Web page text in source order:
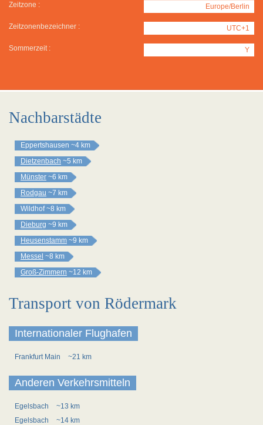
Zeitzone : Europe/Berlin
Zeitzonenbezeichner : UTC+1
Sommerzeit : Y
Nachbarstädte
Eppertshausen ~4 km
Dietzenbach ~5 km
Münster ~6 km
Rodgau ~7 km
Wildhof ~8 km
Dieburg ~9 km
Heusenstamm ~9 km
Messel ~8 km
Groß-Zimmern ~12 km
Transport von Rödermark
Internationaler Flughafen
Frankfurt Main ~21 km
Anderen Verkehrsmitteln
Egelsbach
~13 km
Egelsbach
~14 km